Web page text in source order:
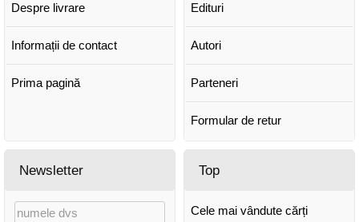
Despre livrare
Informații de contact
Prima pagină
Edituri
Autori
Parteneri
Formular de retur
Newsletter Top
Cele mai vândute cărți